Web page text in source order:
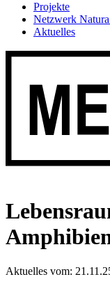
Projekte
Netzwerk
Aktuelles
Aktuelles vom: